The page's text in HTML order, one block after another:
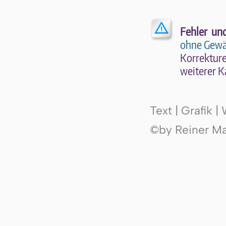
Fehler
ohne
wei­te­rer
Text | Grafik |
©by Reiner